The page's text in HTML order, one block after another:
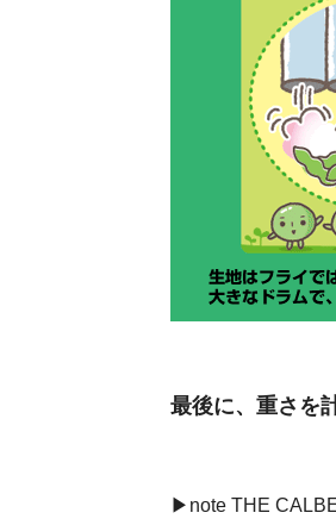
最後に、重さを
▶note THE